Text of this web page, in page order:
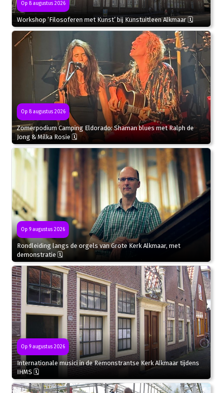
Op 8 augustus 2026
Workshop ‘Filosoferen met Kunst’ bij Kunstuitleen Alkmaar 🗓
Op 8 augustus 2026
Zomerpodium Camping Eldorado: Shaman blues met Ralph de
Jong & Milka Rosie 🗓
Op 9 augustus 2026
Rondleiding langs de orgels van Grote Kerk Alkmaar, met
demonstratie 🗓
Op 9 augustus 2026
Internationale musici in de Remonstrantse Kerk Alkmaar tijdens
IHMS 🗓